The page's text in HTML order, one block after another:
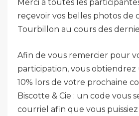
Merci à toutes les
reçevoir vos belles photos de
Tourbillon au cours des
Afin de vous remercier pour
participation, vous obtiendrez
10% lors de votre prochaine
Biscotte & Cie : un code vous
courriel afin que vous